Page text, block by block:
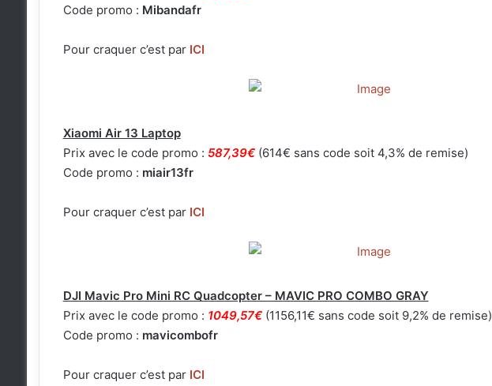
Code promo : Mibandafr
Pour craquer c’est par ICI
Xiaomi Air 13 Laptop
Prix avec le code promo : 587,39€(614€ sans code soit 4,3% de remise)
Code promo : miair13fr
Pour craquer c’est par ICI
DJI Mavic Pro Mini RC Quadcopter – MAVIC PRO COMBO GRAY
Prix avec le code promo : 1049,57€(1156,11€ sans code soit 9,2% de remise)
Code promo : mavicombofr
Pour craquer c’est par ICI